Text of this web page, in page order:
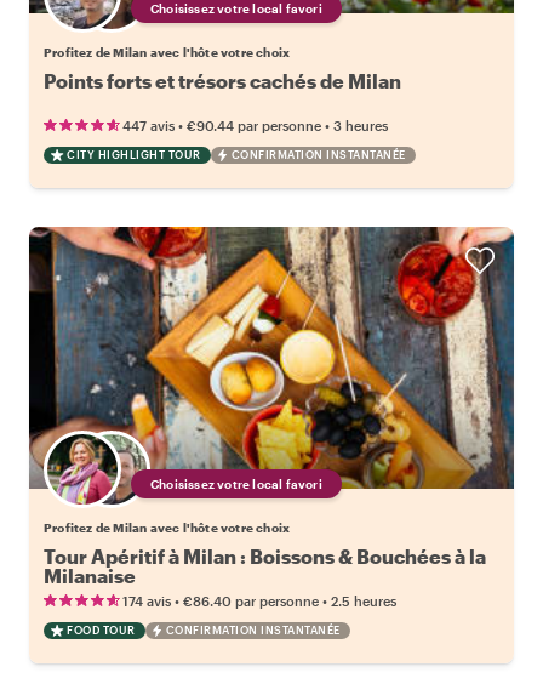
Choisissez votre local favori
Profitez de Milan avec l'hôte votre choix
Points forts et trésors cachés de Milan
447 avis • €90.44 par personne • 3 heures
CITY HIGHLIGHT TOUR CONFIRMATION INSTANTANÉE
Choisissez votre local favori
Profitez de Milan avec l'hôte votre choix
Tour Apéritif à Milan : Boissons & Bouchées à la
Milanaise
174 avis • €86.40 par personne • 2.5 heures
FOOD TOUR CONFIRMATION INSTANTANÉE